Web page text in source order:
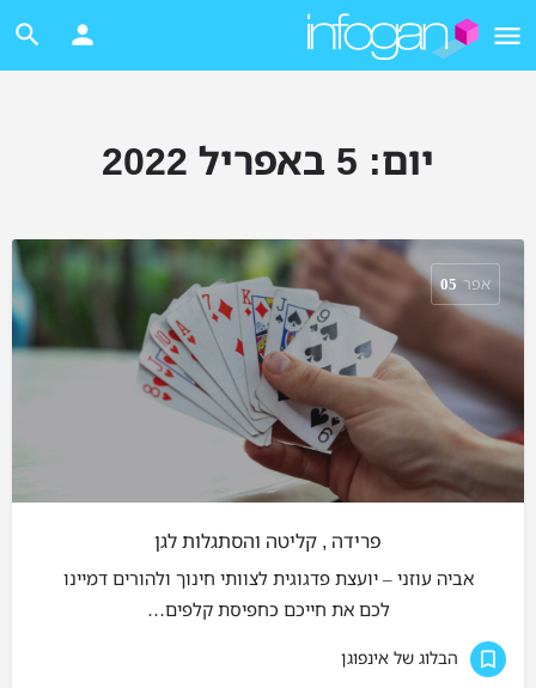
יום: 5 באפריל 2022
אפר 05
פרידה , קליטה והסתגלות לגן
אביה עוזני – יועצת פדגוגית לצוותי חינוך ולהורים דמיינו
לכם את חייכם כחפיסת קלפים…
הבלוג של אינפוגן